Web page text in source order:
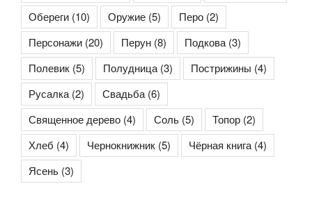
Обереги (10) Оружие (5) Перо (2)
Персонажи (20) Перун (8) Подкова (3)
Полевик (5) Полудница (3) Пострижины (4)
Русалка (2) Свадьба (6)
Священное дерево (4) Соль (5) Топор (2)
Хлеб (4) Чернокнижник (5) Чёрная книга (4)
Ясень (3)